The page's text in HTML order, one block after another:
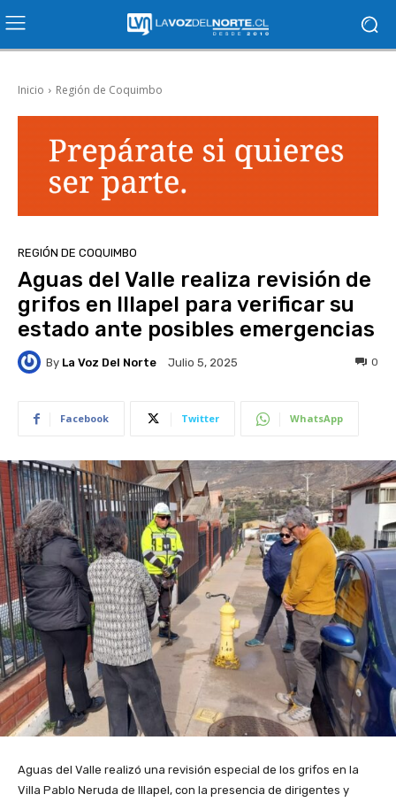
Inicio Región de Coquimbo
REGIÓN DE COQUIMBO
Aguas del Valle realiza revisión de
grifos en Illapel para verificar su
estado ante posibles emergencias
By La Voz Del Norte Julio 5, 2025 0
Facebook Twitter WhatsApp
Aguas del Valle realizó una revisión especial de los grifos en la
Villa Pablo Neruda de Illapel, con la presencia de dirigentes y